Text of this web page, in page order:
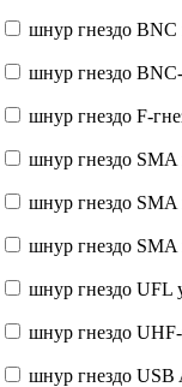
шнур гнездо BNC
шнур гнездо
шнур гнездо F-
шнур гнездо SMA
шнур гнездо SMA
шнур гнездо SMA
шнур гнездо UFL
шнур гнездо
шнур гнездо USB